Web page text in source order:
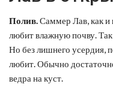
Полив.Саммер Лав, как и
любит влажную почву.
Но без лишнего усердия,
любит. Обычно
ведра на куст.